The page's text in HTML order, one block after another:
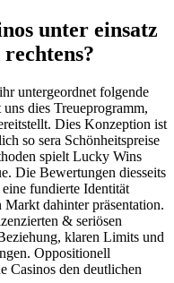
unter einsatz
untergeordnet folgende
dies Treueprogramm,
Dies Konzeption ist
so sera Schönheitspreise
spielt Lucky Wins
Die Bewertungen diesseits
fundierte Identität
dahinter präsentation.
& seriösen
klaren Limits und
Oppositionell
Casinos den deutlichen